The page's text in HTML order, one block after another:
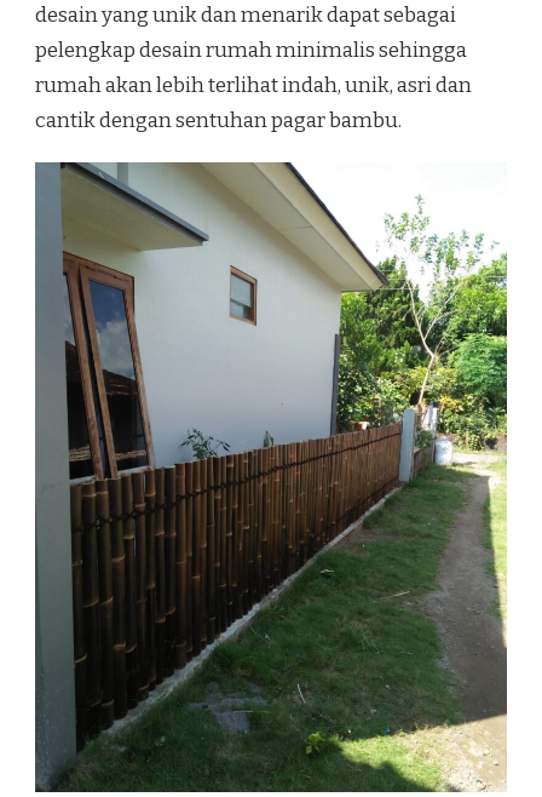
desain yang unik dan menarik dapat sebagai
pelengkap desain rumah minimalis sehingga
rumah akan lebih terlihat indah, unik, asri dan
cantik dengan sentuhan pagar bambu.